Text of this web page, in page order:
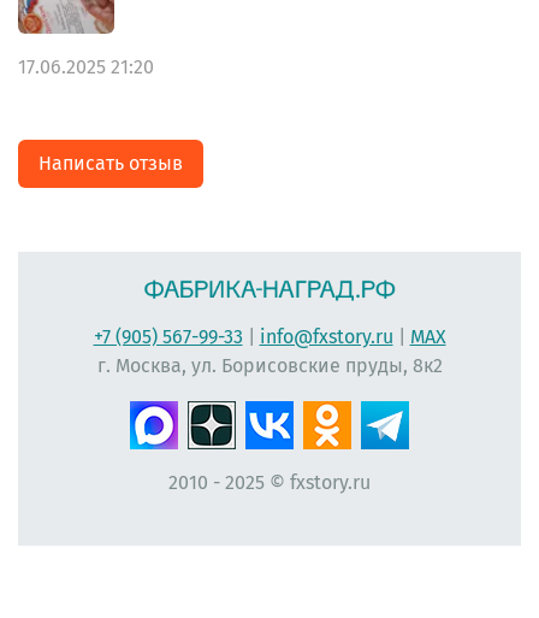
17.06.2025 21:20
Написать отзыв
+7 (905) 567-99-33 info@fxstory.ru
MAX
г. Москва, ул. Борисовские пруды, 8к2
2010 - 2025 © fxstory.ru